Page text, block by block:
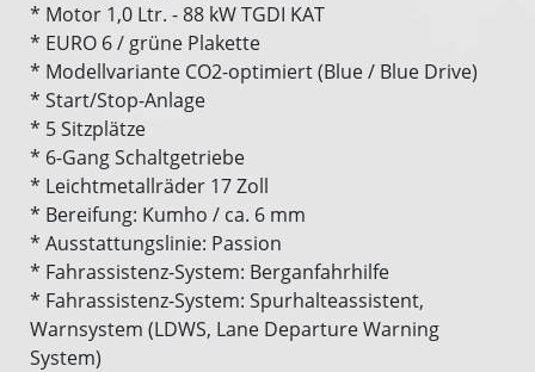
* Motor 1,0 Ltr. - 88 kW TGDI KAT
* EURO 6 / grüne Plakette
* Modellvariante CO2-optimiert (Blue / Blue Drive)
* Start/Stop-Anlage
* 5 Sitzplätze
* 6-Gang Schaltgetriebe
* Leichtmetallräder 17 Zoll
* Bereifung: Kumho / ca. 6 mm
* Ausstattungslinie: Passion
* Fahrassistenz-System: Berganfahrhilfe
* Fahrassistenz-System: Spurhalteassistent,
Warnsystem (LDWS, Lane Departure Warning
System)